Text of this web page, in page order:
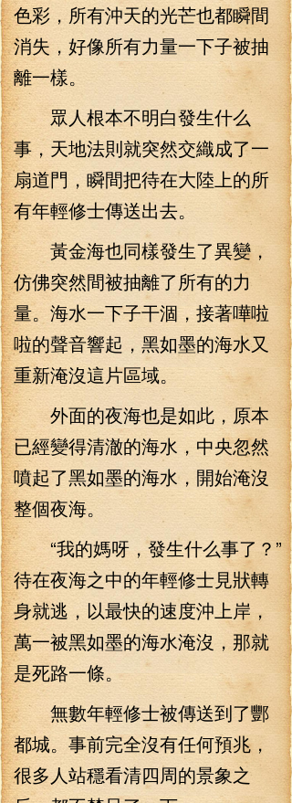
色彩，所有沖天的光芒也都瞬間
消失，好像所有力量一下子被抽
離一樣。
眾人根本不明白發生什么
事，天地法則就突然交織成了一
扇道門，瞬間把待在大陸上的所
有年輕修士傳送出去。
黃金海也同樣發生了異變，
仿佛突然間被抽離了所有的力
量。海水一下子干涸，接著嘩啦
啦的聲音響起，黑如墨的海水又
重新淹沒這片區域。
外面的夜海也是如此，原本
已經變得清澈的海水，中央忽然
噴起了黑如墨的海水，開始淹沒
整個夜海。
“我的媽呀，發生什么事了？”
待在夜海之中的年輕修士見狀轉
身就逃，以最快的速度沖上岸，
萬一被黑如墨的海水淹沒，那就
是死路一條。
無數年輕修士被傳送到了酆
都城。事前完全沒有任何預兆，
很多人站穩看清四周的景象之